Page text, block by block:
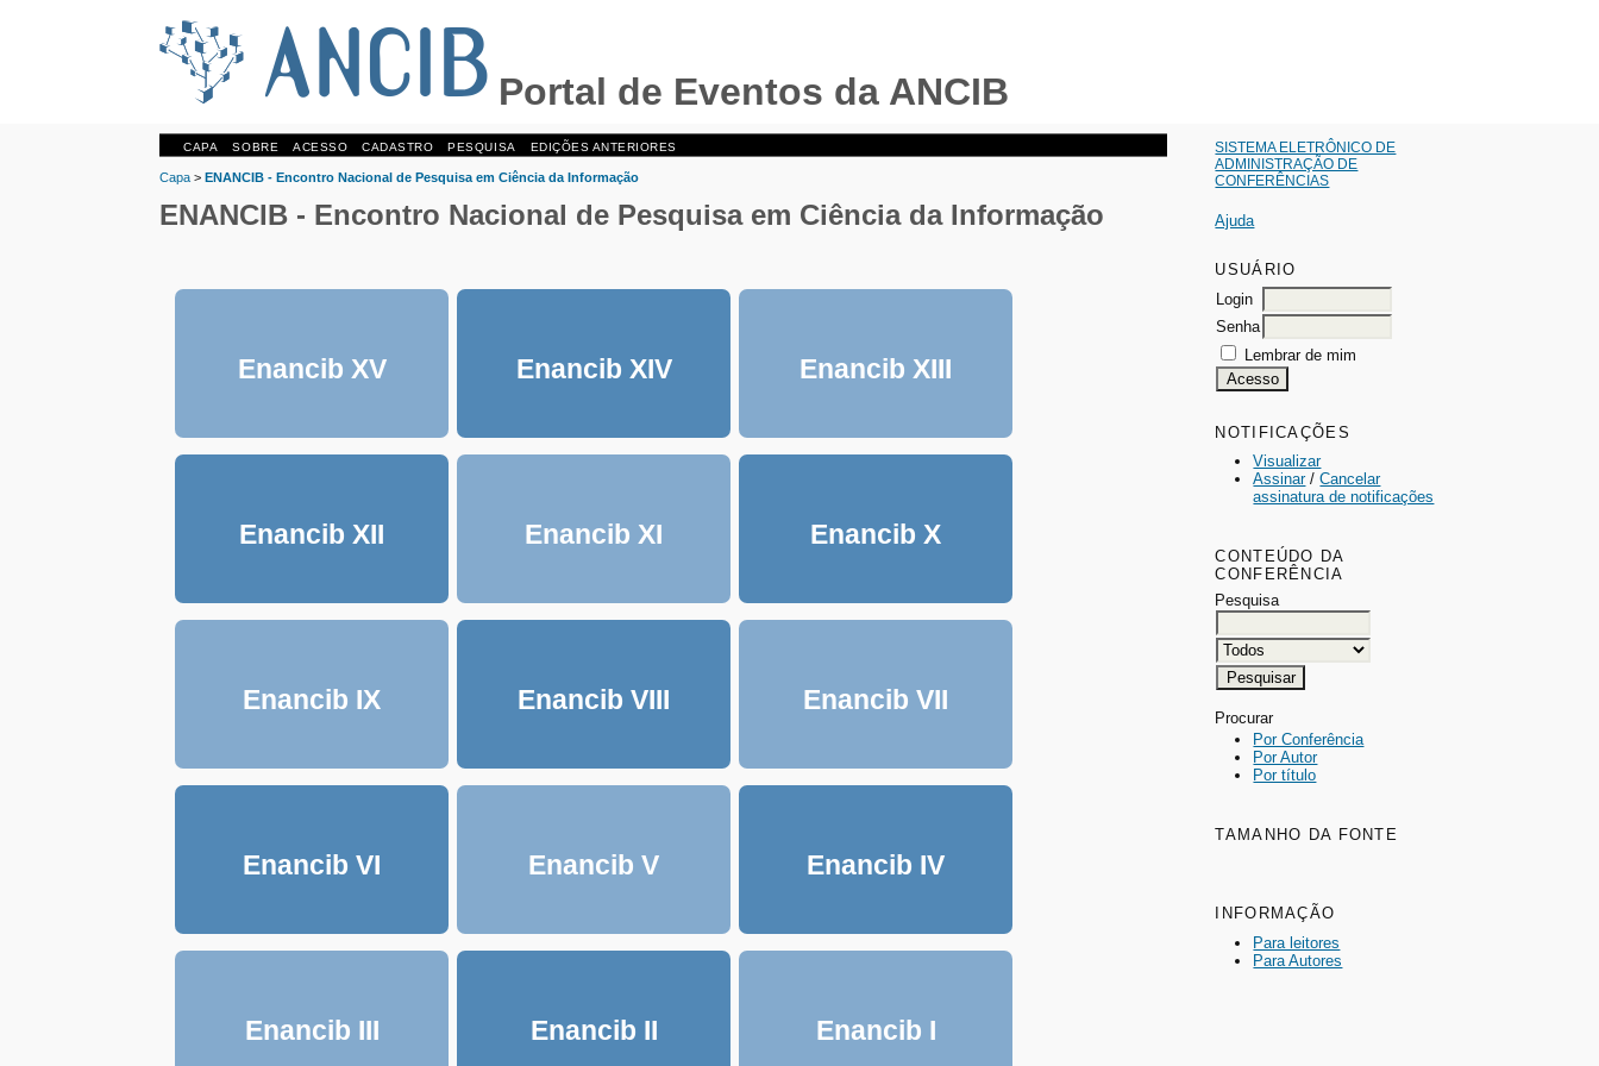
Portal de Eventos da ANCIB
SISTEMA ELETRÔNICO DE
ADMINISTRAÇÃO DE
CONFERÊNCIAS
Ajuda
USUÁRIO
Login
Senha
Lembrar de mim
NOTIFICAÇÕES
Visualizar
Assinar/Cancelar
assinatura de notificações
CONTEÚDO DA
CONFERÊNCIA
Pesquisa
Procurar
Por Conferência
Por Autor
Por título
TAMANHO DA FONTE
INFORMAÇÃO
Para leitores
Para Autores
CAPA SOBRE ACESSO CADASTRO PESQUISA EDIÇÕES ANTERIORES
Capa >ENANCIB - Encontro Nacional de Pesquisa em Ciência da Informação
ENANCIB - Encontro Nacional de Pesquisa em Ciência da Informação
Enancib XV Enancib XIV Enancib XIII
Enancib XII Enancib XI Enancib X
Enancib IX Enancib VIII Enancib VII
Enancib VI Enancib V Enancib IV
Enancib III Enancib II Enancib I